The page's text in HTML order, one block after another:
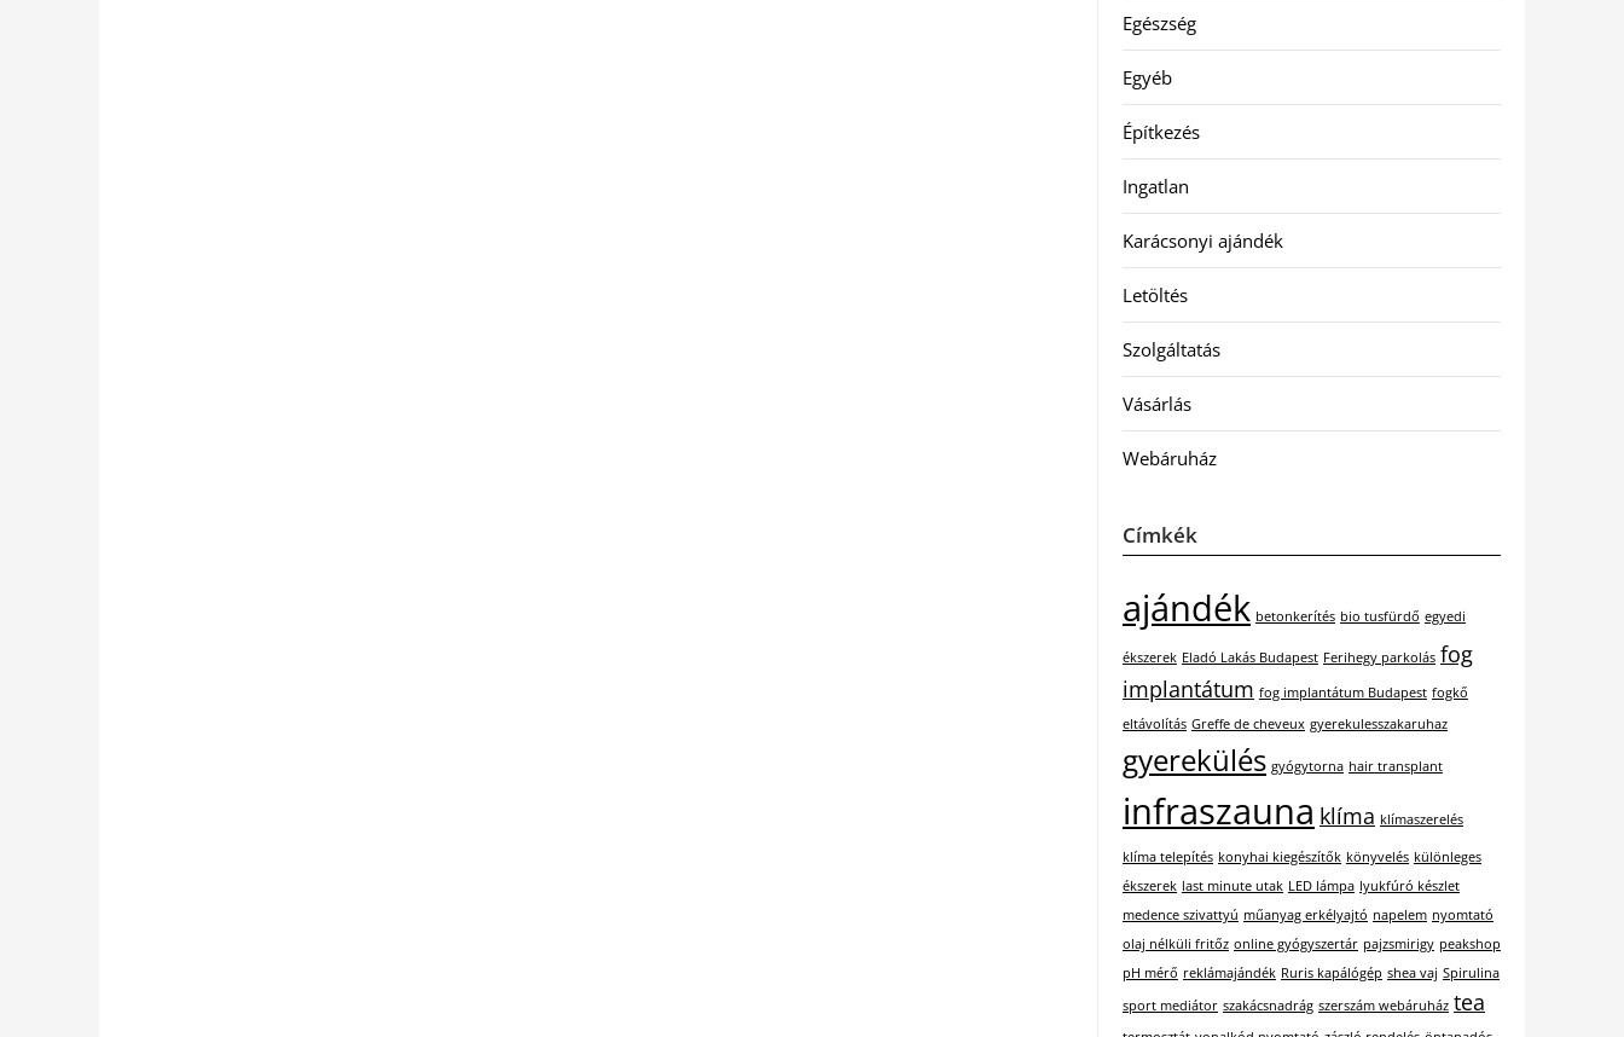
Egészség
Egyéb
Építkezés
Ingatlan
Karácsonyi ajándék
Letöltés
Szolgáltatás
Vásárlás
Webáruház
Címkék
ajándék betonkerítés bio tusfürdő egyedi
ékszerek Eladó Lakás Budapest Ferihegy parkolás fog
implantátum fog implantátum Budapest fogkő
eltávolítás Greffe de cheveux gyerekulesszakaruhaz
gyerekülés gyógytorna hair transplant
infraszauna klíma klímaszerelés
klíma telepítés konyhai kiegészítők könyvelés különleges
ékszerek last minute utak LED lámpa lyukfúró készlet
medence szivattyú műanyag erkélyajtó napelem nyomtató
olaj nélküli fritőz online gyógyszertár pajzsmirigy peakshop
pH mérő reklámajándék Ruris kapálógép shea vaj Spirulina
sport mediátor szakácsnadrág szerszám webáruház tea